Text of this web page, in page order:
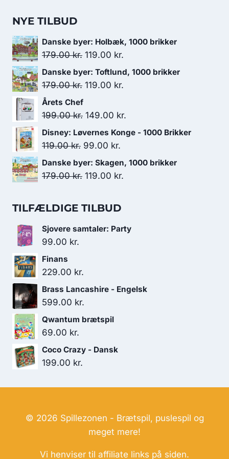
NYE TILBUD
Danske byer: Holbæk, 1000 brikker
179.00kr. Den
oprindelige
pris
179.00 kr..
119.00 kr.
aktuelle
Danske byer: Toftlund, 1000 brikker
179.00kr. Den
pris
179.00 kr..
119.00 kr.
pris
119.00 kr..
Årets Chef
199.00kr. Den
oprindelige
pris
199.00 kr..
149.00 kr.
aktuelle
Disney: Løvernes Konge - 1000 Brikker
119.00kr. Den
oprindelige
pris
99.00 kr.
aktuelle
pris
Danske byer: Skagen, 1000 brikker
179.00kr. Den
pris
179.00 kr..
119.00 kr.
119.00 kr..
TILFÆLDIGE TILBUD
Sjovere samtaler: Party
99.00 kr.
Finans
229.00 kr.
Brass Lancashire - Engelsk
599.00 kr.
Qwantum brætspil
69.00 kr.
Coco Crazy - Dansk
199.00 kr.
© 2026 Spillezonen - Brætspil, puslespil og
meget mere!
Vi henviser til affiliate links på siden.